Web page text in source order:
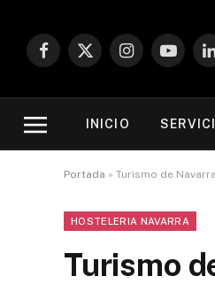
Facebook
X
Instagram
INICIO
Portada » Turismo de
HOSTELERIA NAVARRA
Turismo